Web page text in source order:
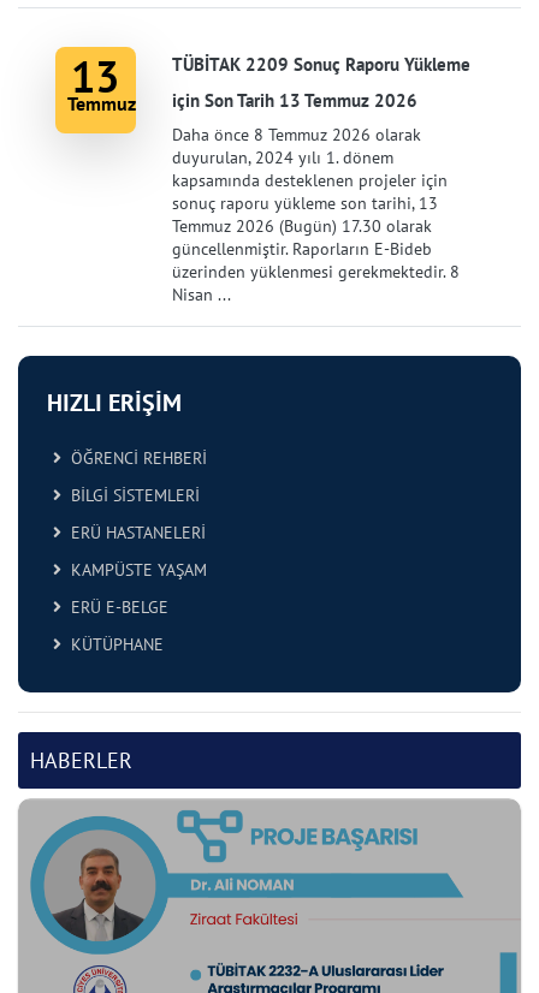
HIZLI ERİŞİM
ÖĞRENCİ REHBERİ
BİLGİ SİSTEMLERİ
ERÜ HASTANELERİ
KAMPÜSTE YAŞAM
ERÜ E-BELGE
KÜTÜPHANE
HABERLER
13
Temmuz
TÜBİTAK 2209 Sonuç Raporu Yükleme
için Son Tarih 13 Temmuz 2026
Daha önce 8 Temmuz 2026 olarak
duyurulan, 2024 yılı 1. dönem
kapsamında desteklenen projeler için
sonuç raporu yükleme son tarihi, 13
Temmuz 2026 (Bugün) 17.30 olarak
güncellenmiştir. Raporların E-Bideb
üzerinden yüklenmesi gerekmektedir. 8
Nisan ...